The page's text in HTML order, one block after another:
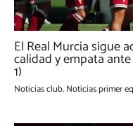
El Real Murcia sigue
calidad y empata
1)
Noticias club,Noticias primer